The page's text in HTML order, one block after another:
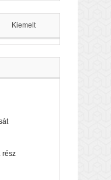
Kiemelt
rész